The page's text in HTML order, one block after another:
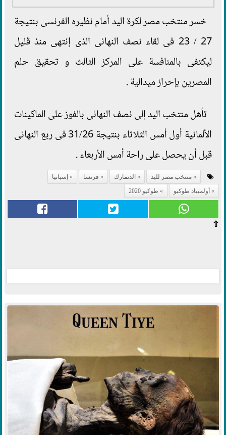
خسر منتخب مصر لكرة اليد أمام نظيره الفرنسى بنتيجة
27 / 23 فى لقاء نصف النهائى الذى إنتهى منذ قليل
ليكتفى بالمنافسة على المركز الثالث و تحقيق حلم
المصرين بإحراز ميدالية .
تأهل منتخب اليد إلى نصف النهائى بالفوز على الماكينات
الألمانية أول أمس الثلاثاء بنتيجة 31/26 فى ربع النهائى
قبل أن يحصل على راحة أمس الأربعاء .
منتخب مصر لليد الدنمارك فرنسا
إسبانيا
أولمبياد طوكيو
طوكيو 2020
⇧